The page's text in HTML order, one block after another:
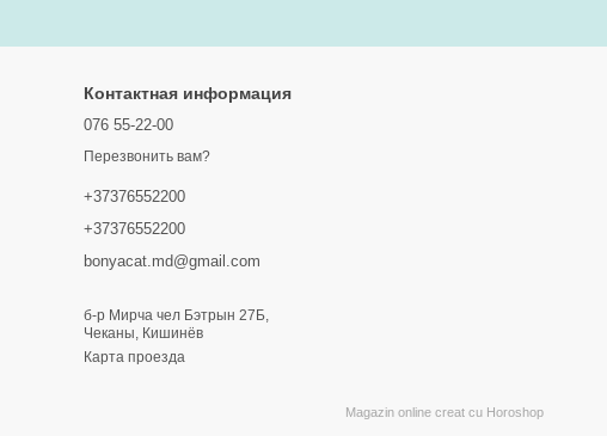
Контактная информация
076 55-22-00
Перезвонить вам?
+37376552200
+37376552200
bonyacat.md@gmail.com
б-р Мирча чел Бэтрын 27Б,
Чеканы, Кишинёв
Карта проезда
Magazin online creat cu Horoshop